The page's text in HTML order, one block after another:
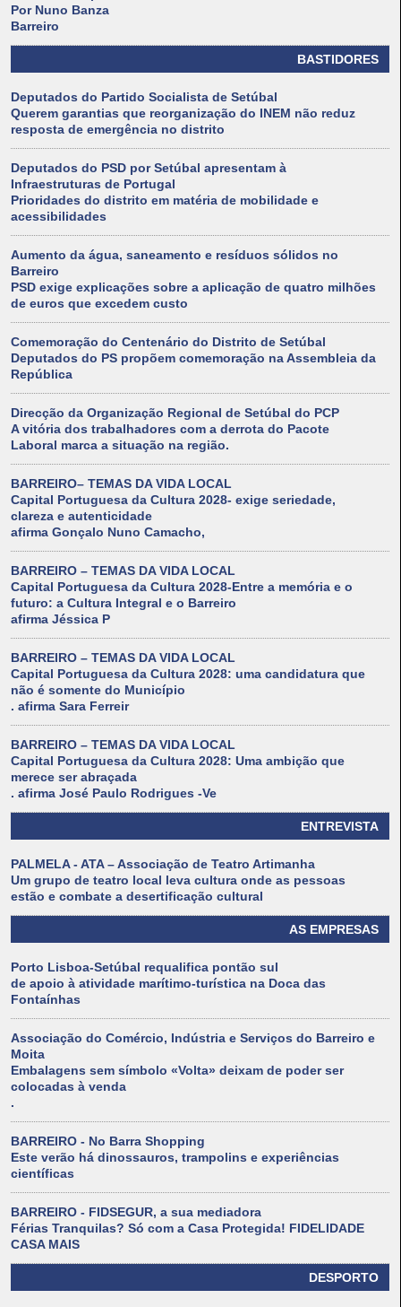
Por Nuno Banza
Barreiro
BASTIDORES
Deputados do Partido Socialista de Setúbal
Querem garantias que reorganização do INEM não reduz
resposta de emergência no distrito
Deputados do PSD por Setúbal apresentam à
Infraestruturas de Portugal
Prioridades do distrito em matéria de mobilidade e
acessibilidades
Aumento da água, saneamento e resíduos sólidos no
Barreiro
PSD exige explicações sobre a aplicação de quatro milhões
de euros que excedem custo
Comemoração do Centenário do Distrito de Setúbal
Deputados do PS propõem comemoração na Assembleia da
República
Direcção da Organização Regional de Setúbal do PCP
A vitória dos trabalhadores com a derrota do Pacote
Laboral marca a situação na região.
BARREIRO– TEMAS DA VIDA LOCAL
Capital Portuguesa da Cultura 2028- exige seriedade,
clareza e autenticidade
afirma Gonçalo Nuno Camacho,
BARREIRO – TEMAS DA VIDA LOCAL
Capital Portuguesa da Cultura 2028-Entre a memória e o
futuro: a Cultura Integral e o Barreiro
afirma Jéssica P
BARREIRO – TEMAS DA VIDA LOCAL
Capital Portuguesa da Cultura 2028: uma candidatura que
não é somente do Município
. afirma Sara Ferreir
BARREIRO – TEMAS DA VIDA LOCAL
Capital Portuguesa da Cultura 2028: Uma ambição que
merece ser abraçada
. afirma José Paulo Rodrigues -Ve
ENTREVISTA
PALMELA - ATA – Associação de Teatro Artimanha
Um grupo de teatro local leva cultura onde as pessoas
estão e combate a desertificação cultural
AS EMPRESAS
Porto Lisboa-Setúbal requalifica pontão sul
de apoio à atividade marítimo-turística na Doca das
Fontaínhas
Associação do Comércio, Indústria e Serviços do Barreiro e
Moita
Embalagens sem símbolo «Volta» deixam de poder ser
colocadas à venda
.
BARREIRO - No Barra Shopping
Este verão há dinossauros, trampolins e experiências
científicas
BARREIRO - FIDSEGUR, a sua mediadora
Férias Tranquilas? Só com a Casa Protegida! FIDELIDADE
CASA MAIS
DESPORTO